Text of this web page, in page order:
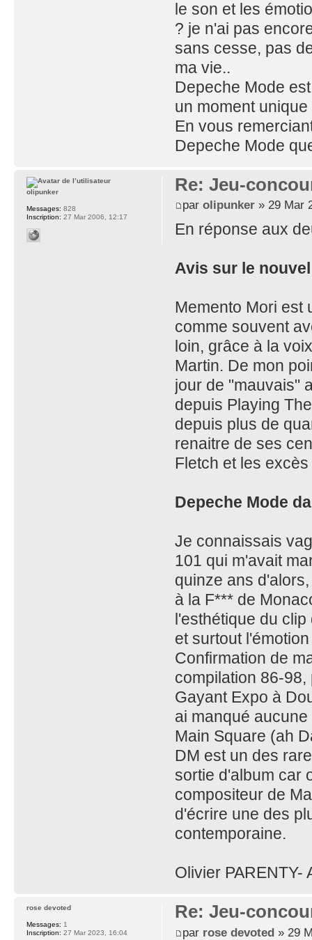
le son et les
? je n'ai pas
sans cesse, pas
ma vie..
Depeche Mode
un moment
En vous
Depeche Mode
Re: Jeu-
par olipunker» 29 Mar
En réponse aux
Avis sur le
Memento Mori
comme souvent
loin, grâce à la
Martin. De mon
jour de "mauvais"
depuis Playing
depuis plus de
renaitre de ses
Fletch et les
Depeche Mode
Je connaissais
101 qui m'avait
quinze ans
à la F*** de
l'esthétique du
et surtout
Confirmation de
compilation 86-
Gayant Expo à
ai manqué
Main Square (ah
DM est un des
sortie d'album car
compositeur de
d'écrire une des
contemporaine.
Olivier PARENTY-
olipunker
Messages: 828
Inscription: 27 Mar 2006, 12:17
Re: Jeu-
par rose devoted» 29
rose devoted
Messages: 1
Inscription: 27 Mar 2023, 16:04